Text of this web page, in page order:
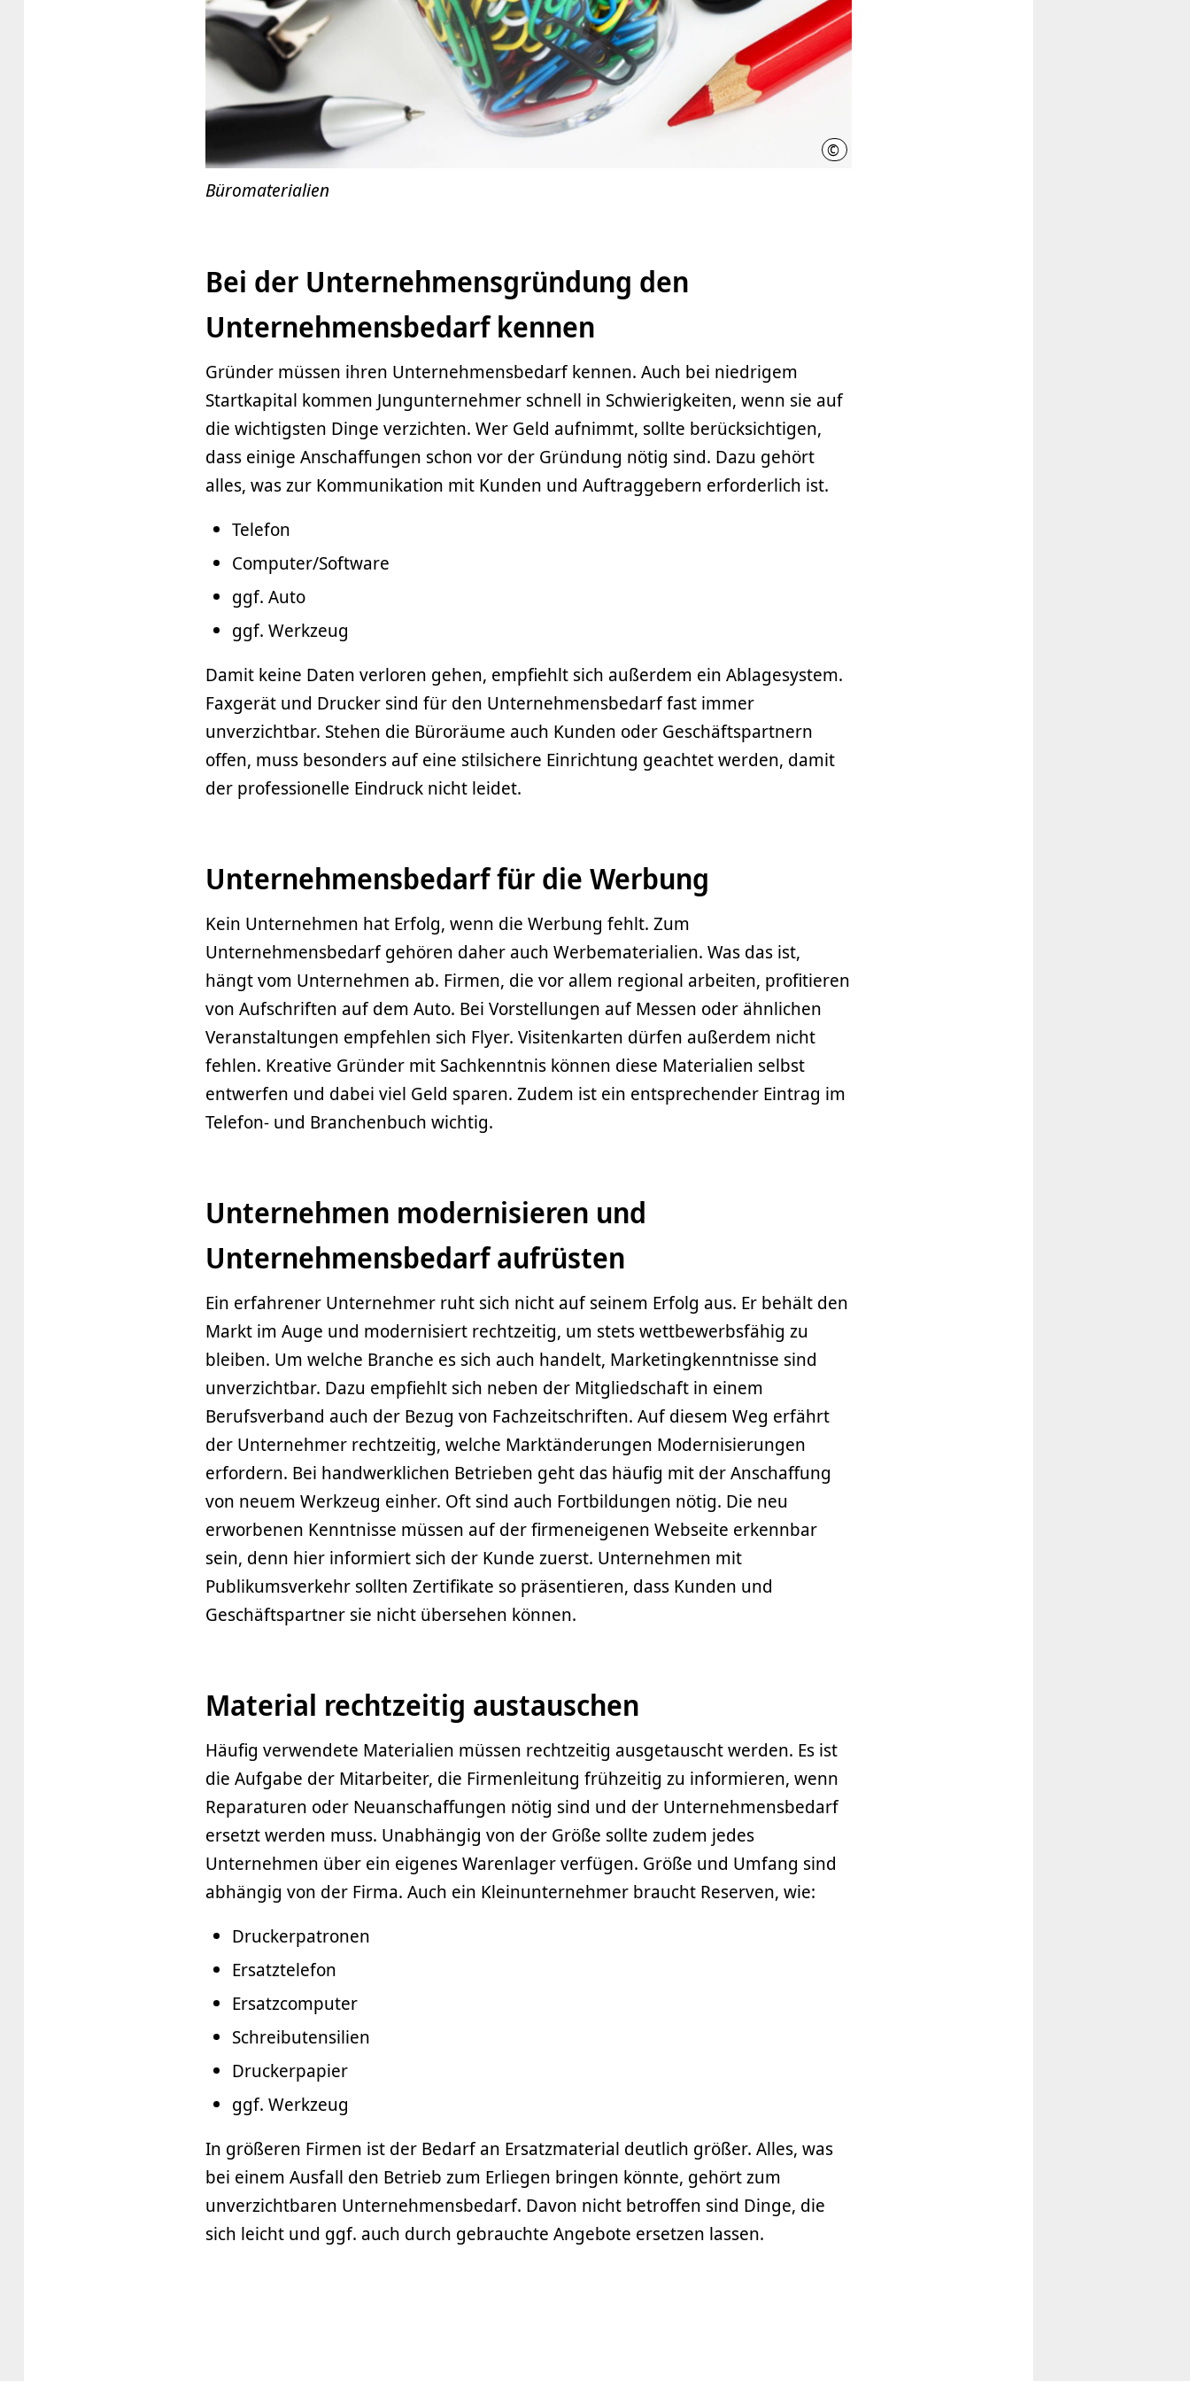
© Pixelot - Fotolia.com
Büromaterialien
Bei der Unternehmensgründung den
Unternehmensbedarf kennen
Gründer müssen ihren Unternehmensbedarf kennen. Auch bei niedrigem
Startkapital kommen Jungunternehmer schnell in Schwierigkeiten, wenn sie auf
die wichtigsten Dinge verzichten. Wer Geld aufnimmt, sollte berücksichtigen,
dass einige Anschaffungen schon vor der Gründung nötig sind. Dazu gehört
alles, was zur Kommunikation mit Kunden und Auftraggebern erforderlich ist.
Telefon
Computer/Software
ggf. Auto
ggf. Werkzeug
Damit keine Daten verloren gehen, empfiehlt sich außerdem ein Ablagesystem.
Faxgerät und Drucker sind für den Unternehmensbedarf fast immer
unverzichtbar. Stehen die Büroräume auch Kunden oder Geschäftspartnern
offen, muss besonders auf eine stilsichere Einrichtung geachtet werden, damit
der professionelle Eindruck nicht leidet.
Unternehmensbedarf für die Werbung
Kein Unternehmen hat Erfolg, wenn die Werbung fehlt. Zum
Unternehmensbedarf gehören daher auch Werbematerialien. Was das ist,
hängt vom Unternehmen ab. Firmen, die vor allem regional arbeiten, profitieren
von Aufschriften auf dem Auto. Bei Vorstellungen auf Messen oder ähnlichen
Veranstaltungen empfehlen sich Flyer. Visitenkarten dürfen außerdem nicht
fehlen. Kreative Gründer mit Sachkenntnis können diese Materialien selbst
entwerfen und dabei viel Geld sparen. Zudem ist ein entsprechender Eintrag im
Telefon- und Branchenbuch wichtig.
Unternehmen modernisieren und
Unternehmensbedarf aufrüsten
Ein erfahrener Unternehmer ruht sich nicht auf seinem Erfolg aus. Er behält den
Markt im Auge und modernisiert rechtzeitig, um stets wettbewerbsfähig zu
bleiben. Um welche Branche es sich auch handelt, Marketingkenntnisse sind
unverzichtbar. Dazu empfiehlt sich neben der Mitgliedschaft in einem
Berufsverband auch der Bezug von Fachzeitschriften. Auf diesem Weg erfährt
der Unternehmer rechtzeitig, welche Marktänderungen Modernisierungen
erfordern. Bei handwerklichen Betrieben geht das häufig mit der Anschaffung
von neuem Werkzeug einher. Oft sind auch Fortbildungen nötig. Die neu
erworbenen Kenntnisse müssen auf der firmeneigenen Webseite erkennbar
sein, denn hier informiert sich der Kunde zuerst. Unternehmen mit
Publikumsverkehr sollten Zertifikate so präsentieren, dass Kunden und
Geschäftspartner sie nicht übersehen können.
Material rechtzeitig austauschen
Häufig verwendete Materialien müssen rechtzeitig ausgetauscht werden. Es ist
die Aufgabe der Mitarbeiter, die Firmenleitung frühzeitig zu informieren, wenn
Reparaturen oder Neuanschaffungen nötig sind und der Unternehmensbedarf
ersetzt werden muss. Unabhängig von der Größe sollte zudem jedes
Unternehmen über ein eigenes Warenlager verfügen. Größe und Umfang sind
abhängig von der Firma. Auch ein Kleinunternehmer braucht Reserven, wie:
Druckerpatronen
Ersatztelefon
Ersatzcomputer
Schreibutensilien
Druckerpapier
ggf. Werkzeug
In größeren Firmen ist der Bedarf an Ersatzmaterial deutlich größer. Alles, was
bei einem Ausfall den Betrieb zum Erliegen bringen könnte, gehört zum
unverzichtbaren Unternehmensbedarf. Davon nicht betroffen sind Dinge, die
sich leicht und ggf. auch durch gebrauchte Angebote ersetzen lassen.